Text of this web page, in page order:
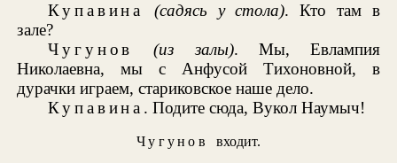
Купавина (садясь у стола). Кто там в
зале?
Чугунов
(из залы). Мы, Евлампия
Николаевна, мы с Анфусой Тихоновной, в
дурачки играем, стариковское наше дело.
Купавина . Подите сюда, Вукол Наумыч!
Чугунов входит.